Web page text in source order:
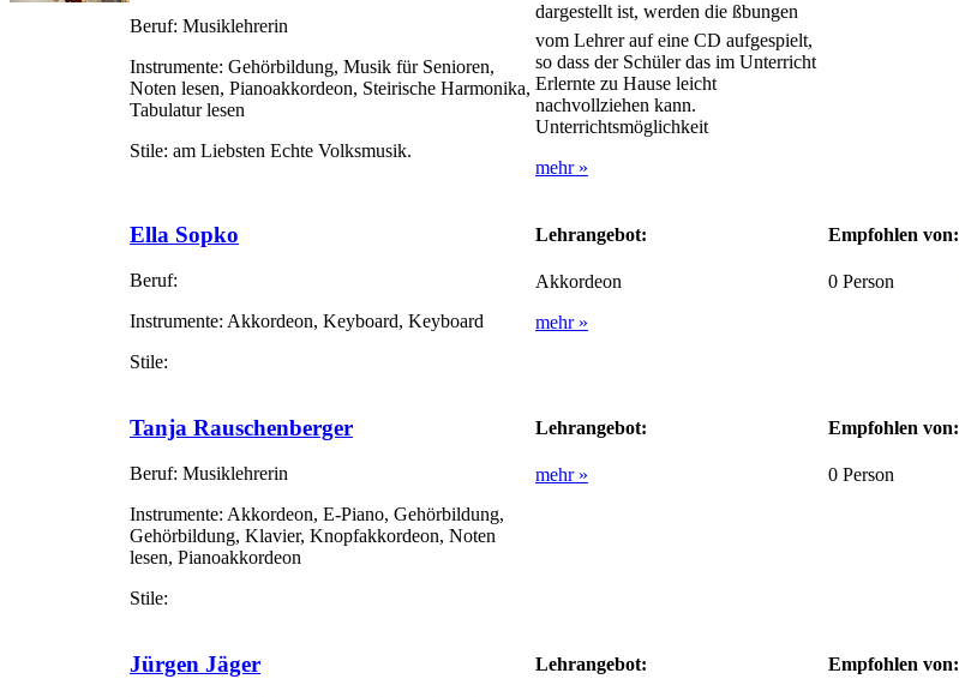
Beruf: Musiklehrerin
Instrumente: Gehörbildung, Musik für Senioren,
Noten lesen, Pianoakkordeon, Steirische Harmonika,
Tabulatur lesen
Stile: am Liebsten Echte Volksmusik.
dargestellt ist, werden die ßbungen
vom Lehrer auf eine CD aufgespielt,
so dass der Schüler das im Unterricht
Erlernte zu Hause leicht
nachvollziehen kann.
Unterrichtsmöglichkeit
mehr »
Ella Sopko
Beruf:
Instrumente: Akkordeon, Keyboard, Keyboard
Stile:
Lehrangebot:
Akkordeon
mehr »
Empfohlen von:
0 Person
Tanja Rauschenberger
Beruf: Musiklehrerin
Instrumente: Akkordeon, E-Piano, Gehörbildung,
Gehörbildung, Klavier, Knopfakkordeon, Noten
lesen, Pianoakkordeon
Stile:
Lehrangebot:
mehr »
Empfohlen von:
0 Person
Jürgen Jäger Lehrangebot: Empfohlen von: